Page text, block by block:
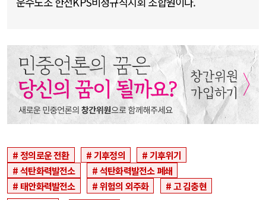
정의로운 전환 기후정의
기후위기
석탄화력발전소
석탄화력발전소 폐쇄
태안화력발전소
위험의 외주화
고 김충현